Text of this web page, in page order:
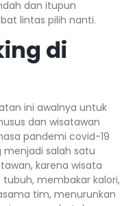
dan itupun
lintas pilih nanti.
di
ini awalnya untuk
dan wisatawan
pandemi covid-19
menjadi salah satu
karena wisata
membakar kalori,
tim, menurunkan